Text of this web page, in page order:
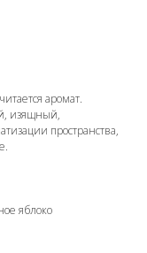
аромат.
изящный,
пространства,
яблоко